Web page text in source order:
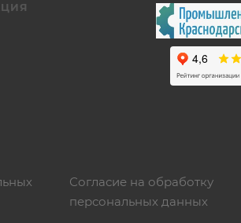
Согласие на обработку
персональных данных